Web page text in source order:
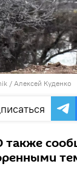
/ Алексей Куденко
также